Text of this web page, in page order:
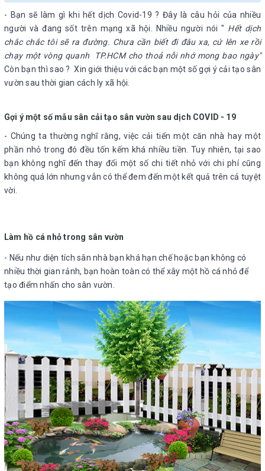
- Bạn sẽ làm gì khi hết dịch Covid-19 ? Đây là câu hỏi của nhiều
người và đang sốt trên mạng xã hội. Nhiều người nói " Hết dịch
chắc chắc tôi sẽ ra đường. Chưa cần biết đi đâu xa, cứ lên xe rồi
chạy một vòng quanh TP.HCM cho thoả nỗi nhớ mong bao ngày"
Còn bạn thì sao ? Xin giới thiệu với các bạn một số gợi ý cải tạo sân
vườn sau thời gian cách ly xã hội.
Gợi ý một số mẫu sân cải tạo sân vườn sau dịch COVID - 19
- Chúng ta thường nghĩ rằng, việc cải tiến một căn nhà hay một
phần nhỏ trong đó đều tốn kếm khá nhiều tiền. Tuy nhiên, tại sao
bạn không nghĩ đến thay đổi một số chi tiết nhỏ với chi phí cũng
không quá lớn nhưng vẫn có thể đem đến một kết quả trên cả tuyệt
vời.
Làm hồ cá nhỏ trong sân vườn
- Nếu như diện tích sân nhà bạn khá hạn chế hoặc bạn không có
nhiều thời gian rảnh, bạn hoàn toàn có thể xây một hồ cá nhỏ để
tạo điểm nhấn cho sân vườn.